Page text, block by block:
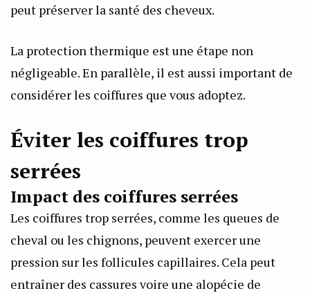
peut préserver la santé des cheveux.
La protection thermique est une étape non
négligeable. En parallèle, il est aussi important de
considérer les coiffures que vous adoptez.
Éviter les coiffures trop
serrées
Impact des coiffures serrées
Les coiffures trop serrées, comme les queues de
cheval ou les chignons, peuvent exercer une
pression sur les follicules capillaires. Cela peut
entraîner des cassures voire une alopécie de